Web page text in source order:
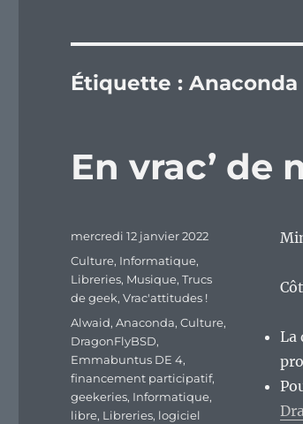
Étiquette :Anaconda
En vrac’ de
La
Publié
mercredi 12 janvier 2022
Catégories
Culture, Informatique,
Libreries, Musique,Trucs
de geek,Vrac'attitudes !
Étiquettes
Alwaid,Anaconda,Culture,
DragonFlyBSD,
Emmabuntus DE 4,
financement participatif,
geekeries, Informatique,
libre, Libreries, logiciel